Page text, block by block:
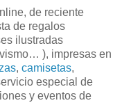
de reciente
de regalos
ilustradas
), impresas en
, camisetas,
especial de
y eventos de